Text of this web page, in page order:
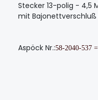
Stecker 13-polig - 4,5
mit Bajonettverschluß
Aspöck Nr.:58-2040-537